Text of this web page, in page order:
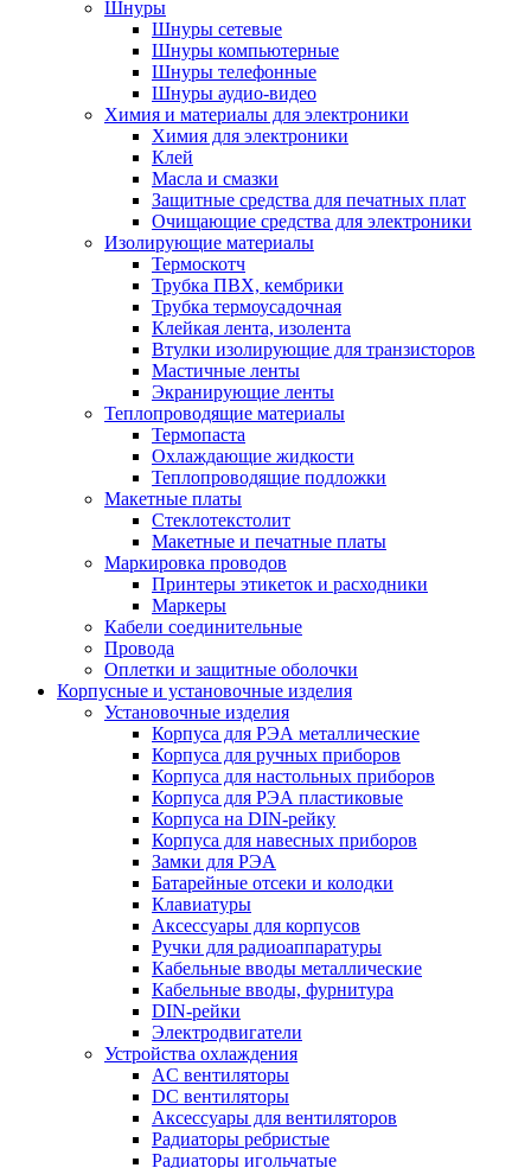
Шнуры
Шнуры сетевые
Шнуры компьютерные
Шнуры телефонные
Шнуры аудио-видео
Химия и материалы для электроники
Химия для электроники
Клей
Масла и смазки
Защитные средства для печатных плат
Очищающие средства для электроники
Изолирующие материалы
Термоскотч
Трубка ПВХ, кембрики
Трубка термоусадочная
Клейкая лента, изолента
Втулки изолирующие для транзисторов
Мастичные ленты
Экранирующие ленты
Теплопроводящие материалы
Термопаста
Охлаждающие жидкости
Теплопроводящие подложки
Макетные платы
Стеклотекстолит
Макетные и печатные платы
Маркировка проводов
Принтеры этикеток и расходники
Маркеры
Кабели соединительные
Провода
Оплетки и защитные оболочки
Корпусные и установочные изделия
Установочные изделия
Корпуса для РЭА металлические
Корпуса для ручных приборов
Корпуса для настольных приборов
Корпуса для РЭА пластиковые
Корпуса на DIN-рейку
Корпуса для навесных приборов
Замки для РЭА
Батарейные отсеки и колодки
Клавиатуры
Аксессуары для корпусов
Ручки для радиоаппаратуры
Кабельные вводы металлические
Кабельные вводы, фурнитура
DIN-рейки
Электродвигатели
Устройства охлаждения
AC вентиляторы
DC вентиляторы
Аксессуары для вентиляторов
Радиаторы ребристые
Радиаторы игольчатые